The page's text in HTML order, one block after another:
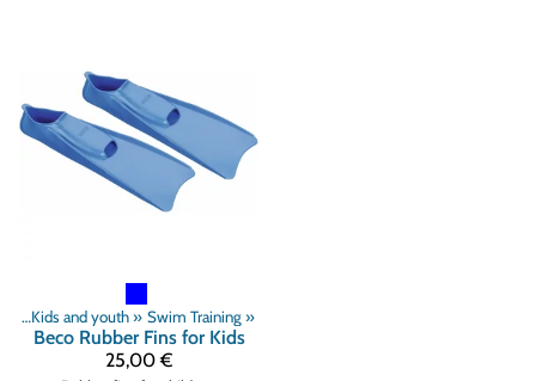
‪» Kids and youth ‪» Swim Training ‪»
Beco Rubber Fins for Kids
25,00 €